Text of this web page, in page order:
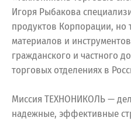
Игоря Рыбакова
продуктов Корпорации, но
материалов и
гражданского и частного
торговых отделениях в
Миссия ТЕХНОНИКОЛЬ —
надежные, эффективные